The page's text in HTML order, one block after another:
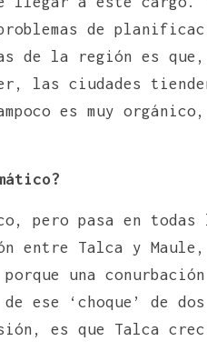
de
de la región es que,
las ciudades
es muy
pero pasa en todas
entre Talca y
una
ese ‘choque’ de dos
es que Talca